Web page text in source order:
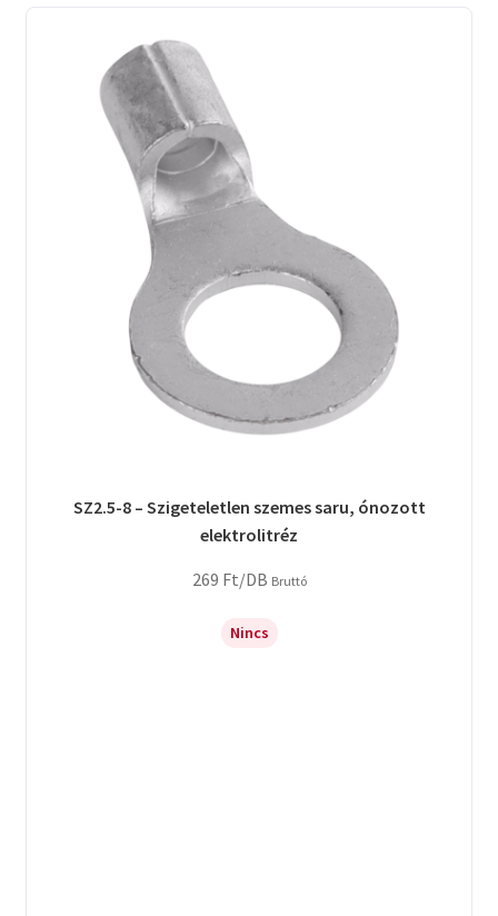
SZ2.5-8 – Szigeteletlen szemes saru, ónozott
elektrolitréz
269 Ft/DB Bruttó
Nincs